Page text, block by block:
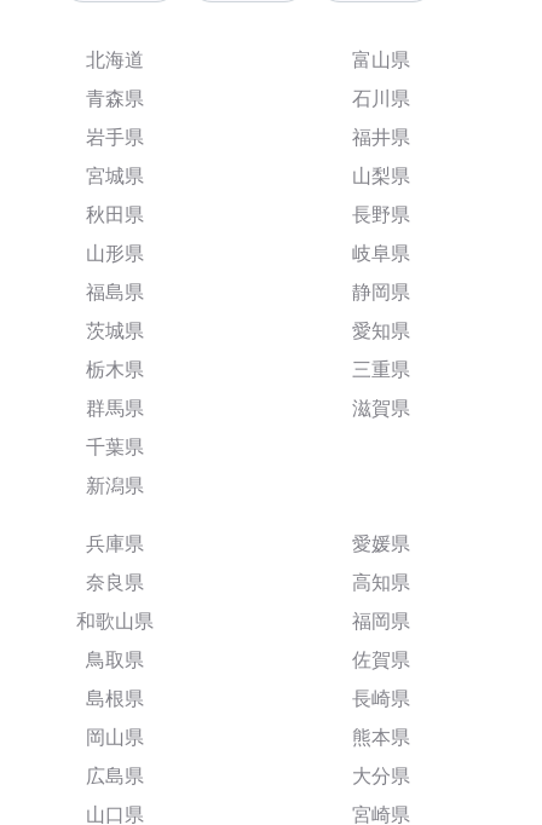
北海道
青森県
岩手県
宮城県
秋田県
山形県
福島県
茨城県
栃木県
群馬県
千葉県
新潟県
富山県
石川県
福井県
山梨県
長野県
岐阜県
静岡県
愛知県
三重県
滋賀県
兵庫県
奈良県
和歌山県
鳥取県
島根県
岡山県
広島県
山口県
愛媛県
高知県
福岡県
佐賀県
長崎県
熊本県
大分県
宮崎県